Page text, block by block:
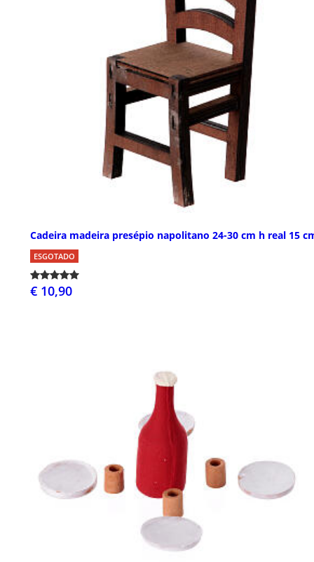
Cadeira madeira presépio napolitano 24-30 cm h real 15
ESGOTADO
€ 10,90